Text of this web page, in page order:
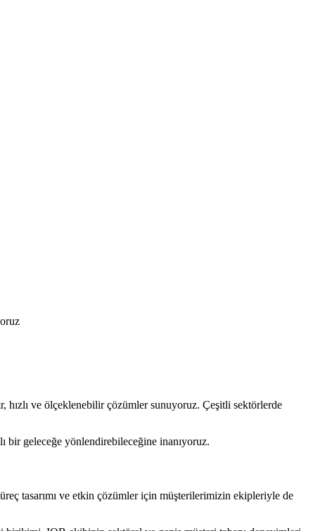
ve ölçeklenebilir çözümler sunuyoruz. Çeşitli sektörlerde
geleceğe yönlendirebileceğine inanıyoruz.
tasarımı ve etkin çözümler için müşterilerimizin ekipleriyle de